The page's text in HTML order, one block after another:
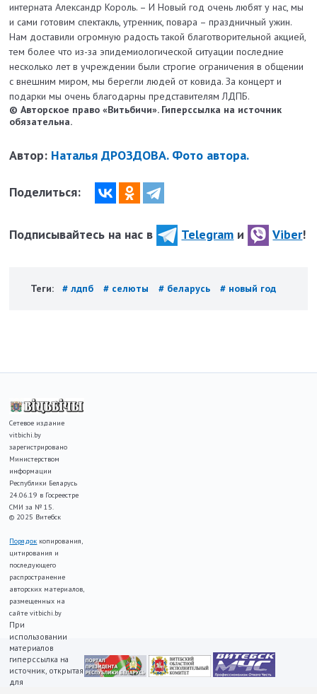
интерната Александр Король. – И Новый год очень любят у нас, мы
и сами готовим спектакль, утренник, повара – праздничный ужин.
Нам доставили огромную радость такой благотворительной акцией,
тем более что из-за эпидемиологической ситуации последние
несколько лет в учреждении были строгие ограничения в общении
с внешним миром, мы берегли людей от ковида. За концерт и
подарки мы очень благодарны представителям ЛДПБ.
© Авторское право «Витьбичи». Гиперссылка на источник
обязательна.
Автор: Наталья ДРОЗДОВА. Фото автора.
Поделиться:
Подписывайтесь на нас в Telegram и Viber!
Теги: # лдпб # селюты # беларусь # новый год
Сетевое издание
vitbichi.by
зарегистрировано
Министерством
информации
Республики Беларусь
24.06.19 в Госреестре
СМИ за № 15.
© 2025 Витебск
Порядок копирования,
цитирования и
последующего
распространение
авторских материалов,
размещенных на
сайте vitbichi.by
При
использовании
материалов
гиперссылка на
источник, открытая
для